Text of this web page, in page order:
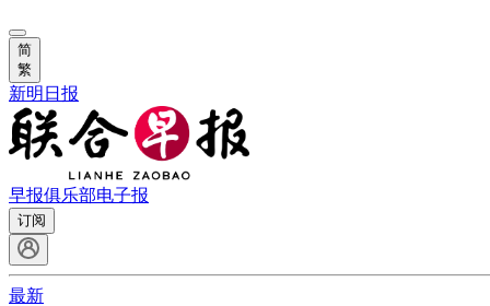
简
繁
新明日报
早报俱乐部电子报
订阅
最新